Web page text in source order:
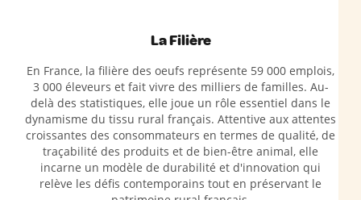
La Filière
En France, la filière des oeufs représente 59 000 emplois,
3 000 éleveurs et fait vivre des milliers de familles. Au-
delà des statistiques, elle joue un rôle essentiel dans le
dynamisme du tissu rural français. Attentive aux attentes
croissantes des consommateurs en termes de qualité, de
traçabilité des produits et de bien-être animal, elle
incarne un modèle de durabilité et d'innovation qui
relève les défis contemporains tout en préservant le